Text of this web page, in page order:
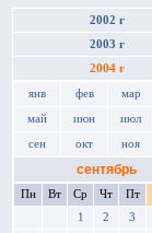
2002 г
2003 г
2004 г
янв фев мар
май июн июл
сен окт ноя
сентябрь
Пн Вт Ср Чт Пт
1
2 3